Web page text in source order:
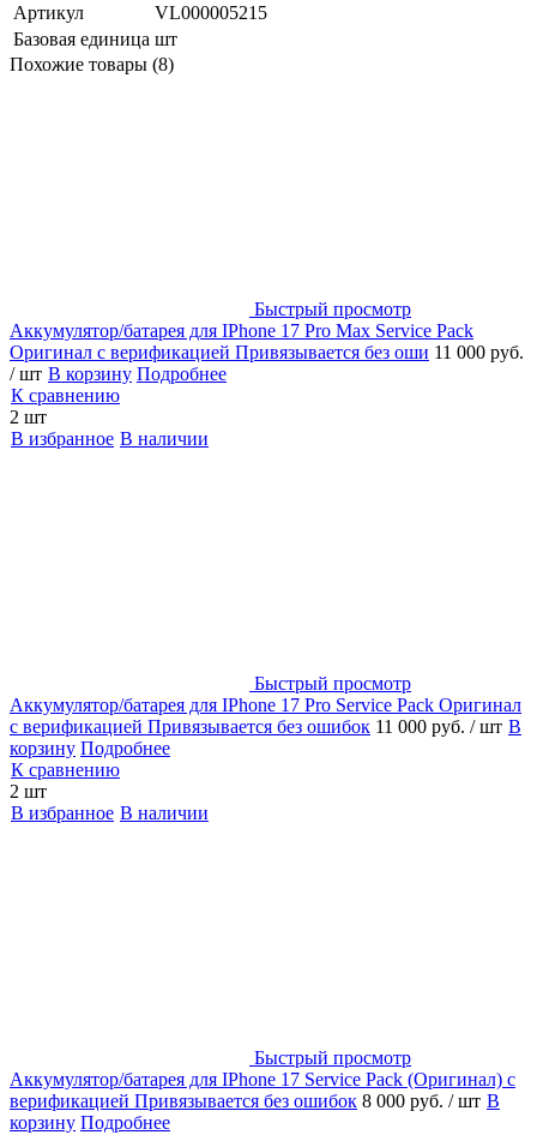
Артикул
VL000005215
Базовая единица шт
Похожие товары (8)
Быстрый просмотр
Аккумулятор/батарея для IPhone 17 Pro Max Service Pack
Оригинал с верификацией Привязывается без оши 11 000 руб.
/ шт В корзину Подробнее
К сравнению
2 шт
В избранное В наличии
Быстрый просмотр
Аккумулятор/батарея для IPhone 17 Pro Service Pack Оригинал
с верификацией Привязывается без ошибок 11 000 руб. / шт В
корзину Подробнее
К сравнению
2 шт
В избранное В наличии
Быстрый просмотр
Аккумулятор/батарея для IPhone 17 Service Pack (Оригинал) с
верификацией Привязывается без ошибок 8 000 руб. / шт В
корзину Подробнее